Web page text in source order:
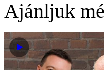
Ajánljuk